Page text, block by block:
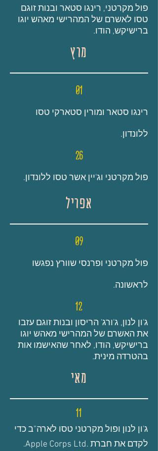
פול מקרטני, רינגו סטאר ובנות זוגם
טסו לאשרם של המהרישי מאהש יוגו
ברישיקש, הודו.
מרץ
01
רינגו סטאר ומורין סטארקי טסו
ללונדון.
26
פול מקרטני וג'יין אשר טסו ללונדון.
אפריל
09
פול מקרטני ופרנסי שוורץ נפגשו
לראשונה.
12
ג'ון לנון, ג'ורג' הריסון ובנות זוגם עזבו
את האשרם של המהרישי מאהש יוגו
ברישיקש, הודו, לאחר שהאישמו אות
בהטרדה מינית.
מאי
11
ג'ון לנון ופול מקרטני טסו לארה"ב כדי
לקדם את חברת .Apple Corps Ltd.